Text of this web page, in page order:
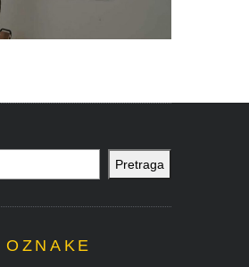
Pretraga
OZNAKE